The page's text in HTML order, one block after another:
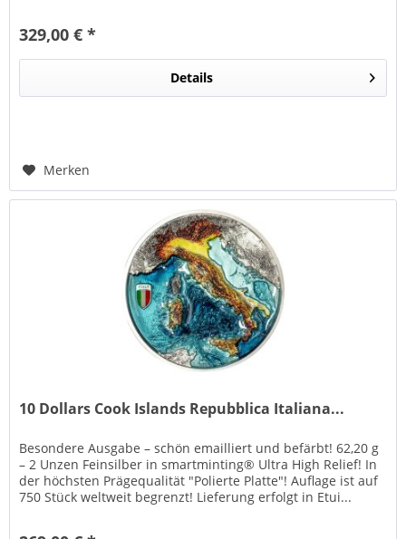
329,00 € *
Details
Merken
10 Dollars Cook Islands Repubblica Italiana...
Besondere Ausgabe – schön emailliert und befärbt! 62,20 g
– 2 Unzen Feinsilber in smartminting® Ultra High Relief! In
der höchsten Prägequalität "Polierte Platte"! Auflage ist auf
750 Stück weltweit begrenzt! Lieferung erfolgt in Etui...